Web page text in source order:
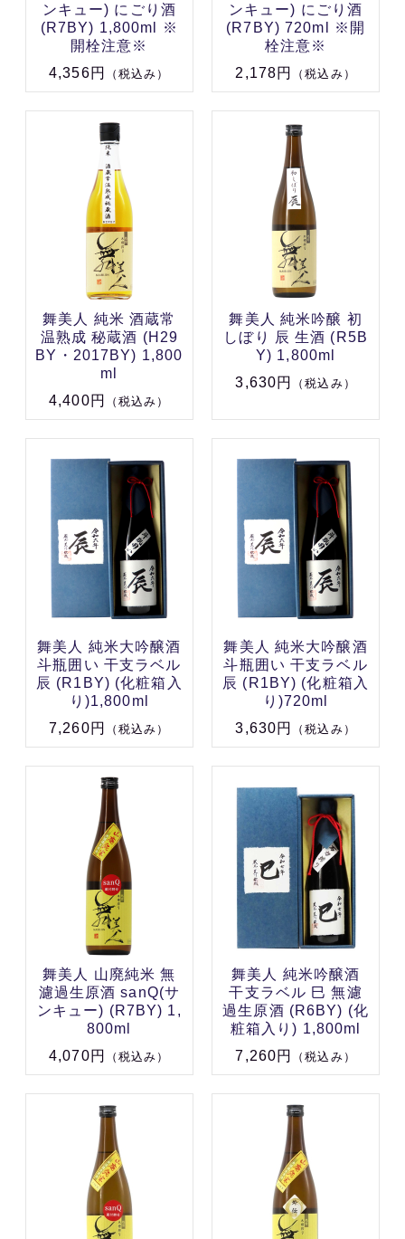
ンキュー) にごり酒
(R7BY) 1,800ml ※
開栓注意※
4,356円
（税込み）
ンキュー) にごり酒
(R7BY) 720ml ※開
栓注意※
2,178円
（税込み）
舞美人 純米 酒蔵常
温熟成 秘蔵酒 (H29
BY・2017BY) 1,800
ml
4,400円
（税込み）
舞美人 純米吟醸 初
しぼり 辰 生酒 (R5B
Y) 1,800ml
3,630円
（税込み）
舞美人 純米大吟醸酒
斗瓶囲い 干支ラベル
辰 (R1BY) (化粧箱入
り)1,800ml
7,260円
（税込み）
舞美人 純米大吟醸酒
斗瓶囲い 干支ラベル
辰 (R1BY) (化粧箱入
り)720ml
3,630円
（税込み）
舞美人 山廃純米 無
濾過生原酒 sanQ(サ
ンキュー) (R7BY) 1,
800ml
4,070円
（税込み）
舞美人 純米吟醸酒
干支ラベル 巳 無濾
過生原酒 (R6BY) (化
粧箱入り) 1,800ml
7,260円
（税込み）